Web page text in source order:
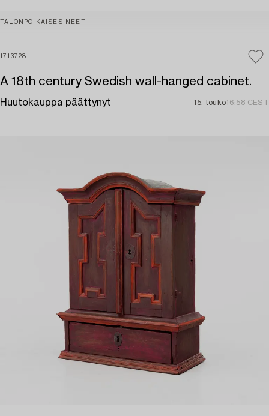
TALONPOIKAISESINEET
1713728
A 18th century Swedish wall-hanged cabinet.
Huutokauppa päättynyt 15. touko16:58 CEST